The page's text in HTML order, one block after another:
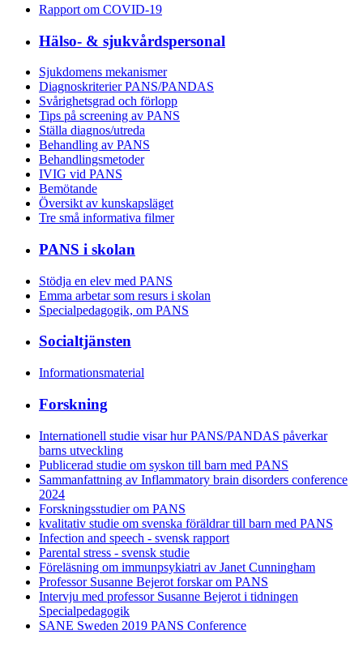
Rapport om COVID-19
Hälso- & sjukvårdspersonal
Sjukdomens mekanismer
Diagnoskriterier PANS/PANDAS
Svårighetsgrad och förlopp
Tips på screening av PANS
Ställa diagnos/utreda
Behandling av PANS
Behandlings­metoder
IVIG vid PANS
Bemötande
Översikt av kunskapsläget
Tre små informativa filmer
PANS i skolan
Stödja en elev med PANS
Emma arbetar som resurs i skolan
Specialpedagogik, om PANS
Socialtjänsten
Informationsmaterial
Forskning
Internationell studie visar hur PANS/PANDAS påverkar
barns utveckling
Publicerad studie om syskon till barn med PANS
Sammanfattning av Inflammatory brain disorders conference
2024
Forskningsstudier om PANS
kvalitativ studie om svenska föräldrar till barn med PANS
Infection and speech - svensk rapport
Parental stress - svensk studie
Föreläsning om immunpsykiatri av Janet Cunningham
Professor Susanne Bejerot forskar om PANS
Intervju med professor Susanne Bejerot i tidningen
Specialpedagogik
SANE Sweden 2019 PANS Conference